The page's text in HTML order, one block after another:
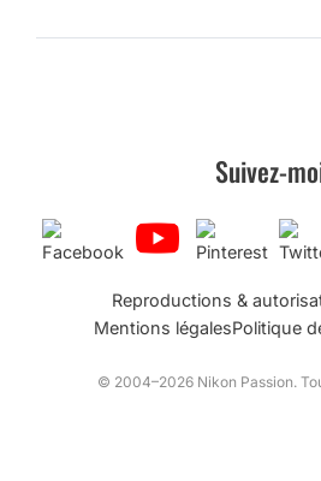
Suivez-
Reproductions &
Mentions légalesPolitique
© 2004–2026 Nikon Passion.